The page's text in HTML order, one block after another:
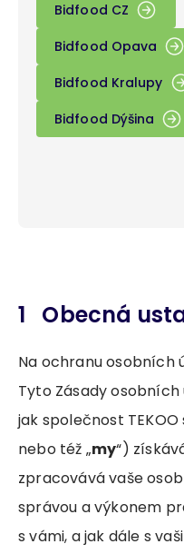
Bidfood CZ
Bidfood Opava
Bidfood Kralupy
Bidfood Dýšina
1 Obecná
Na ochranu osobních
Tyto Zásady
jak společnost TEKOO
nebo též „my“)
zpracovává vaše
správou a výkonem
s vámi, a jak dále s